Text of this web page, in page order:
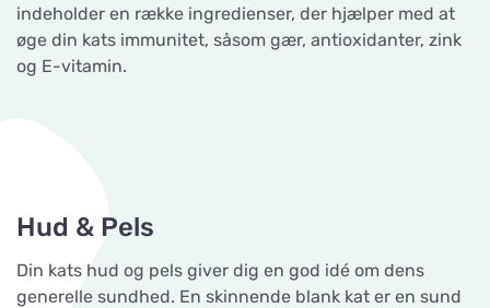
indeholder en række ingredienser, der hjælper med at
øge din kats immunitet, såsom gær, antioxidanter, zink
og E-vitamin.
Hud & Pels
Din kats hud og pels giver dig en god idé om dens
generelle sundhed. En skinnende blank kat er en sund